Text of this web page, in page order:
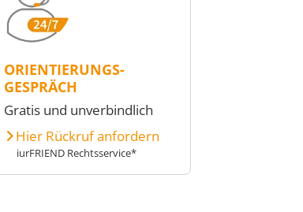
ORIENTIERUNGS-
GESPRÄCH
Gratis und unverbindlich
Hier Rückruf anfordern
iurFRIEND Rechtsservice*